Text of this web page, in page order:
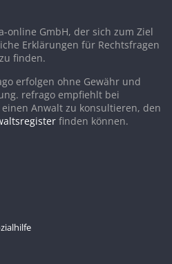
online GmbH, der sich zum Ziel
Erklärungen für Rechtsfragen
finden.
erfolgen ohne Gewähr und
refrago empfiehlt bei
Anwalt zu konsultieren, den
finden können.